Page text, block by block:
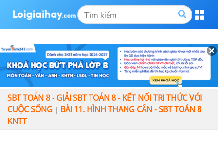
SBT TOÁN 8 - GIẢI SBT TOÁN 8 - KẾT NỐI TRI THỨC VỚI
CUỘC SỐNG | BÀI 11. HÌNH THANG CÂN - SBT TOÁN 8
KNTT